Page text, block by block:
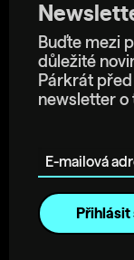
Buďte mezi
důležité
Párkrát
newsletter o